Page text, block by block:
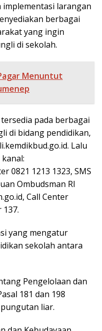
larangan
berbagai
yang ingin
di sekolah.
Menuntut
pada berbagai
di bidang pendidikan,
Lalu
0821 1213 1323, SMS
Ombudsman RI
Call Center
137.
yang mengatur
sekolah antara
Pengelolaan dan
181 dan 198
liar.